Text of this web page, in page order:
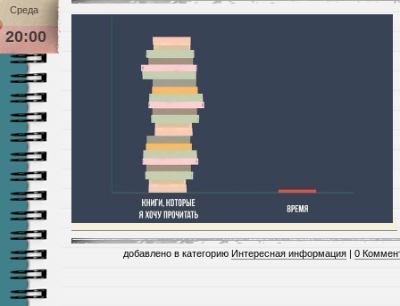
Среда
20:00
добавлено в категорию Интересная информация | 0